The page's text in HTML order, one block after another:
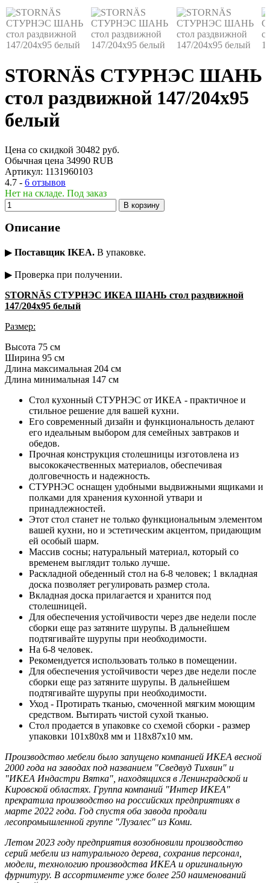
STORNÄS СТУРНЭС ШАНЬ
стол раздвижной 147/204x95
белый
Цена со скидкой 30482 руб.
Обычная цена 34990 RUB
Артикул: 1131960103
4.7 - 6 отзывов
Нет на складе. Под заказ
В корзину
Описание
▶ Поставщик IKEA. В упаковке.
▶ Проверка при получении.
STORNÄS СТУРНЭС ИКЕА ШАНЬ стол раздвижной
147/204x95 белый
Размер:
Высота 75 см
Ширина 95 см
Длина максимальная 204 см
Длина минимальная 147 см
Стол кухонный СТУРНЭС от ИКЕА - практичное и
стильное решение для вашей кухни.
Его современный дизайн и функциональность делают
его идеальным выбором для семейных завтраков и
обедов.
Прочная конструкция столешницы изготовлена из
высококачественных материалов, обеспечивая
долговечность и надежность.
СТУРНЭС оснащен удобными выдвижными ящиками и
полками для хранения кухонной утвари и
принадлежностей.
Этот стол станет не только функциональным элементом
вашей кухни, но и эстетическим акцентом, придающим
ей особый шарм.
Массив сосны; натуральный материал, который со
временем выглядит только лучше.
Раскладной обеденный стол на 6-8 человек; 1 вкладная
доска позволяет регулировать размер стола.
Вкладная доска прилагается и хранится под
столешницей.
Для обеспечения устойчивости через две недели после
сборки еще раз затяните шурупы. В дальнейшем
подтягивайте шурупы при необходимости.
На 6-8 человек.
Рекомендуется использовать только в помещении.
Для обеспечения устойчивости через две недели после
сборки еще раз затяните шурупы. В дальнейшем
подтягивайте шурупы при необходимости.
Уход - Протирать тканью, смоченной мягким моющим
средством. Вытирать чистой сухой тканью.
Стол продается в упаковке со схемой сборки - размер
упаковки 101х80х8 мм и 118х87х10 мм.
Производство мебели было запущено компанией ИКЕА весной
2000 года на заводах под названием "Сведвуд Тихвин" и
"ИКЕА Индастри Вятка", находящихся в Ленинградской и
Кировской областях. Группа компаний "Интер ИКЕА"
прекратила производство на российских предприятиях в
марте 2022 года. Год спустя оба завода продали
лесопромышленной группе "Лузалес" из Коми.
Летом 2023 году предприятия возобновили производство
серий мебели из натурального дерева, сохранив персонал,
модели, технологию производства ИКЕА и оригинальную
фурнитуру. В ассортименте уже более 250 наименований